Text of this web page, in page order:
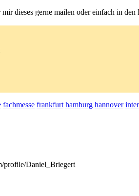
dieses gerne mailen oder einfach in
fachmesse frankfurt hamburg hannover
profile/Daniel_Briegert